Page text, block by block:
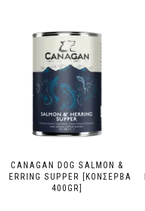
CANAGAN DOG SALMON &
HERRING SUPPER [ΚΟΝΣΕΡΒΑ
400GR]